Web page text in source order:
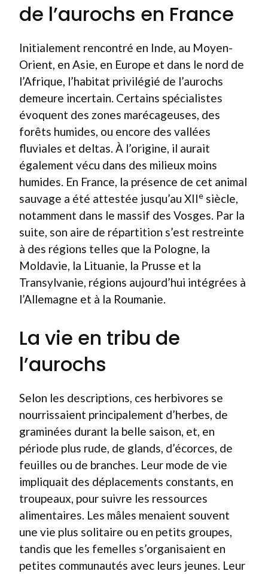
de l’aurochs en France
Initialement rencontré en Inde, au Moyen-
Orient, en Asie, en Europe et dans le nord de
l’Afrique, l’habitat privilégié de l’aurochs
demeure incertain. Certains spécialistes
évoquent des zones marécageuses, des
forêts humides, ou encore des vallées
fluviales et deltas. À l’origine, il aurait
également vécu dans des milieux moins
humides. En France, la présence de cet animal
sauvage a été attestée jusqu’au XIIe siècle,
notamment dans le massif des Vosges. Par la
suite, son aire de répartition s’est restreinte
à des régions telles que la Pologne, la
Moldavie, la Lituanie, la Prusse et la
Transylvanie, régions aujourd’hui intégrées à
l’Allemagne et à la Roumanie.
La vie en tribu de
l’aurochs
Selon les descriptions, ces herbivores se
nourrissaient principalement d’herbes, de
graminées durant la belle saison, et, en
période plus rude, de glands, d’écorces, de
feuilles ou de branches. Leur mode de vie
impliquait des déplacements constants, en
troupeaux, pour suivre les ressources
alimentaires. Les mâles menaient souvent
une vie plus solitaire ou en petits groupes,
tandis que les femelles s’organisaient en
petites communautés avec leurs jeunes. Leur